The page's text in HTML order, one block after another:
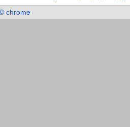
chrome